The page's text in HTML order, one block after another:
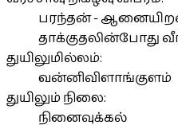
பரந்தன் -
தாக்குதலின்போது
துயிலுமில்லம்:
வன்னிவிளாங்குளம்
துயிலும் நிலை:
நினைவுக்கல்